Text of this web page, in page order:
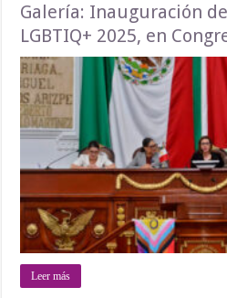
Galería: Inauguración
LGBTIQ+ 2025, en
Leer más